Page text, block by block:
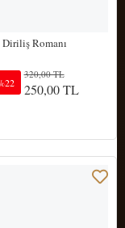
Diriliş Romanı
320,00 TL
250,00 TL